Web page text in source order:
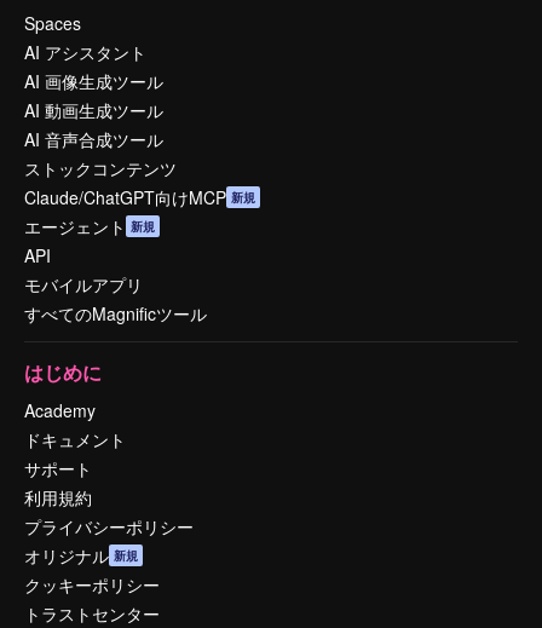
Spaces
AI アシスタント
AI 画像生成ツール
AI 動画生成ツール
AI 音声合成ツール
ストックコンテンツ
Claude/ChatGPT向けMCP 新規
エージェント 新規
API
モバイルアプリ
すべてのMagnificツール
はじめに
Academy
ドキュメント
サポート
利用規約
プライバシーポリシー
オリジナル 新規
クッキーポリシー
トラストセンター